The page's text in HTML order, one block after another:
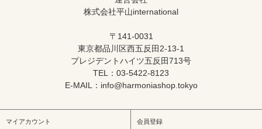
株式会社平山international
〒141-0031
東京都品川区西五反田2-13-1
プレジデントハイツ五反田713号
TEL：03-5422-8123
E-MAIL：info@harmoniashop.tokyo
マイアカウント 会員登録